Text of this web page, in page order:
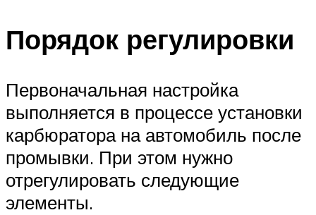
Порядок регулировки
Первоначальная настройка
выполняется в процессе установки
карбюратора на автомобиль после
промывки. При этом нужно
отрегулировать следующие
элементы.